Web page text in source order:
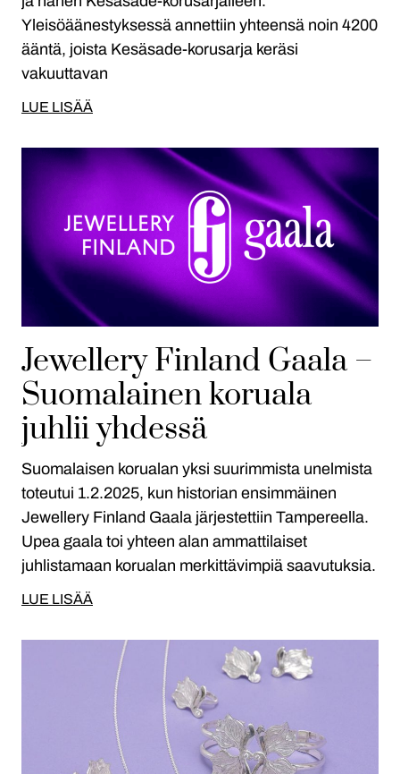
Yleisöäänestyksessä annettiin yhteensä noin 4200
ääntä, joista Kesäsade-korusarja keräsi
vakuuttavan
LUE LISÄÄ
Jewellery Finland Gaala –
Suomalainen koruala
juhlii yhdessä
Suomalaisen korualan yksi suurimmista unelmista
toteutui 1.2.2025, kun historian ensimmäinen
Jewellery Finland Gaala järjestettiin Tampereella.
Upea gaala toi yhteen alan ammattilaiset
juhlistamaan korualan merkittävimpiä saavutuksia.
LUE LISÄÄ